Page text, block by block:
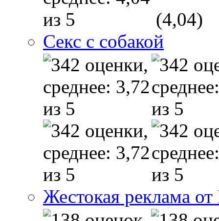
(4,04)
Секс с собакой
Жестокая реклама